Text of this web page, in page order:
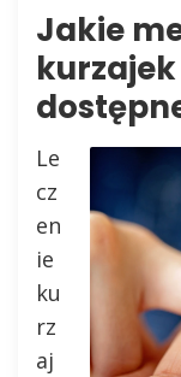
Jakie
Le
cz
en
ie
ku
rz
aj